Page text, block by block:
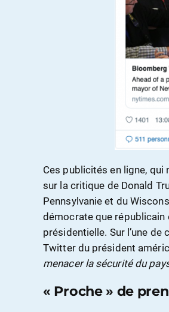
Ces publicités en ligne,
sur la critique de Donald
Pennsylvanie et du
démocrate que
présidentielle. Sur l’une
Twitter du président
menacer la sécurité du
« Proche » de